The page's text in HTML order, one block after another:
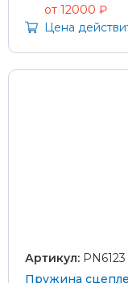
от 12000 ₽
Цена
Артикул: PN6123
Пружина